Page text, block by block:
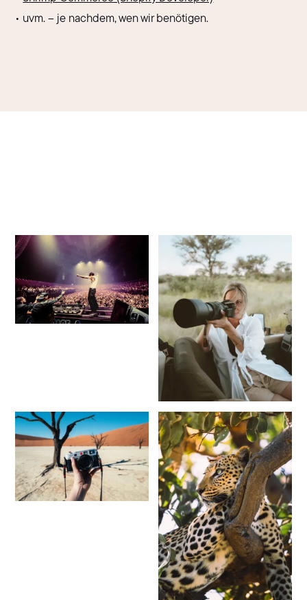
• uvm. – je nachdem, wen wir benötigen.